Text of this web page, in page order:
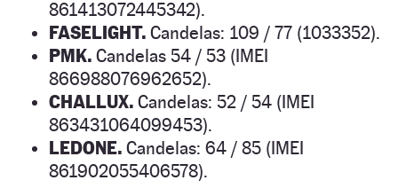
861413072445342).
FASELIGHT. Candelas: 109 / 77 (1033352).
PMK. Candelas 54 / 53 (IMEI
866988076962652).
CHALLUX. Candelas: 52 / 54 (IMEI
863431064099453).
LEDONE. Candelas: 64 / 85 (IMEI
861902055406578).